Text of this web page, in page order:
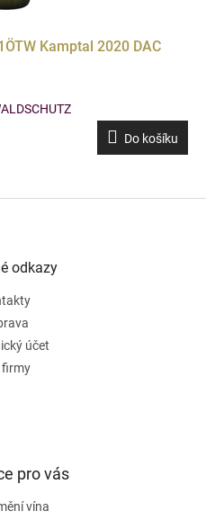
Kamptal 2020 DAC
Do košíku
odkazy
účet
firmy
pro vás
vína